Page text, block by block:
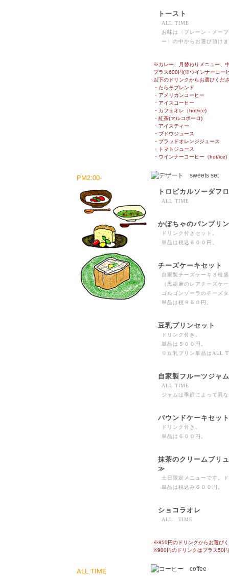
トースト
ALL TIME
お味は〈プレーン・メー
ー〉の中からお選び頂け
※カレー、月替わりメニュー、
プラス600円(※ウインナーコー
以下のドリンクからお選びくだ
・たらそブレンド
・アメリカンコーヒー
・アイスコーヒー
・カフェオレ（hot/ice)
・紅茶(マルコポーロ)
・アイスティー
・ブドウジュース
・ブラッドオレンジジュース
・トマトジュース
・ウインナーコーヒー（hot/ice)
PM2:00-
トロピカルソーダフ
ALL TIME
かぼちゃのパンプリン
ドリンク付きセット。
単品は税込６００円。
チーズケーキセット
自家製チーズケーキ３種
（黒胡麻のレアチーズケ
ゴルゴンゾーラのチーズ
単品は税９５０円。
豆乳プリンセット
ドリンク付き。
単品は５００円。
※豆乳プリン単品はALL
自家製フルーツジャ
ALL TIME
ジャムは季節によって異
パウンドケーキセット
ドリンク付き。
単品は６００円。
抹茶のクリームブリ
≫
土日限定メニューです。
単品は税込み６００円。
ショコラオレ
ALL TIME
※850円のドリンクからお選び
※900円のドリンクはプラス50
ALL TIME